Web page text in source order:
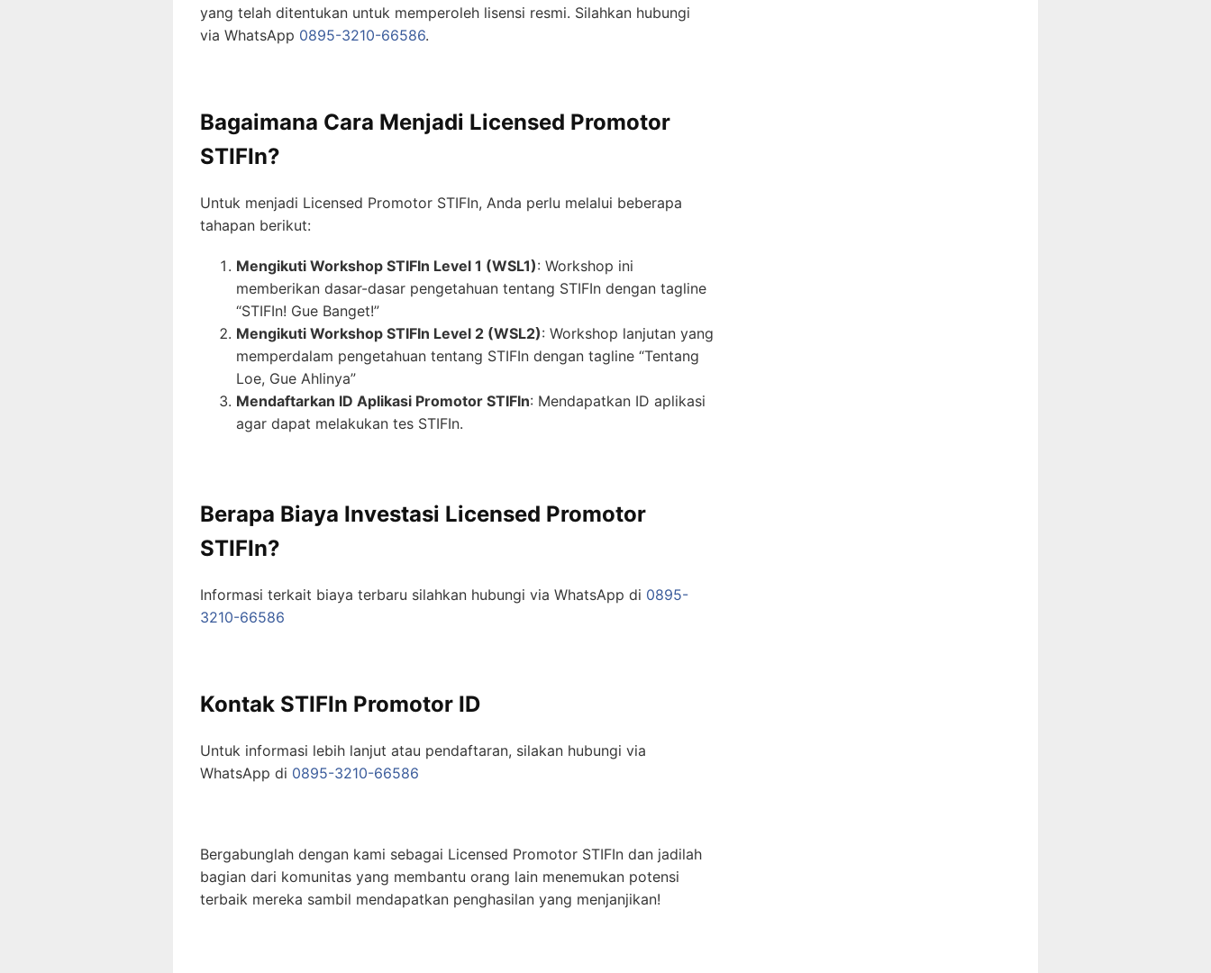
yang telah ditentukan untuk memperoleh lisensi resmi. Silahkan hubungi
via WhatsApp 0895-3210-66586.
Bagaimana Cara Menjadi Licensed Promotor
STIFIn?
Untuk menjadi Licensed Promotor STIFIn, Anda perlu melalui beberapa
tahapan berikut:
Mengikuti Workshop STIFIn Level 1 (WSL1): Workshop ini
memberikan dasar-dasar pengetahuan tentang STIFIn dengan tagline
“STIFIn! Gue Banget!”
Mengikuti Workshop STIFIn Level 2 (WSL2): Workshop lanjutan yang
memperdalam pengetahuan tentang STIFIn dengan tagline “Tentang
Loe, Gue Ahlinya”
Mendaftarkan ID Aplikasi Promotor STIFIn: Mendapatkan ID aplikasi
agar dapat melakukan tes STIFIn.
Berapa Biaya Investasi Licensed Promotor
STIFIn?
Informasi terkait biaya terbaru silahkan hubungi via WhatsApp di 0895-
3210-66586
Kontak STIFIn Promotor ID
Untuk informasi lebih lanjut atau pendaftaran, silakan hubungi via
WhatsApp di 0895-3210-66586
Bergabunglah dengan kami sebagai Licensed Promotor STIFIn dan jadilah
bagian dari komunitas yang membantu orang lain menemukan potensi
terbaik mereka sambil mendapatkan penghasilan yang menjanjikan!